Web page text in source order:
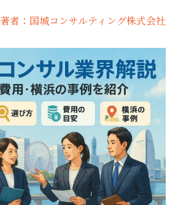
著者：国城コンサルティング株式会社